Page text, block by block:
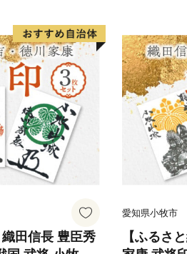
織田信長 豊臣秀
愛知県小牧市
【ふるさ